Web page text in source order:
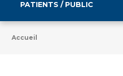
PATIENTS / PUBLIC
Accueil